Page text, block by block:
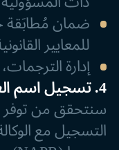
ضمان مُطابَقة
للمعايير
إدارة
4. تسجيل اسم العمل
سنتحقق من توفر
التسجيل مع